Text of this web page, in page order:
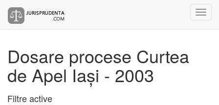
Dosare procese Curtea
de Apel Iași - 2003
Filtre active